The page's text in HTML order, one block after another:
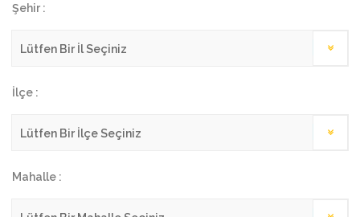
Şehir :
İlçe :
Mahalle :